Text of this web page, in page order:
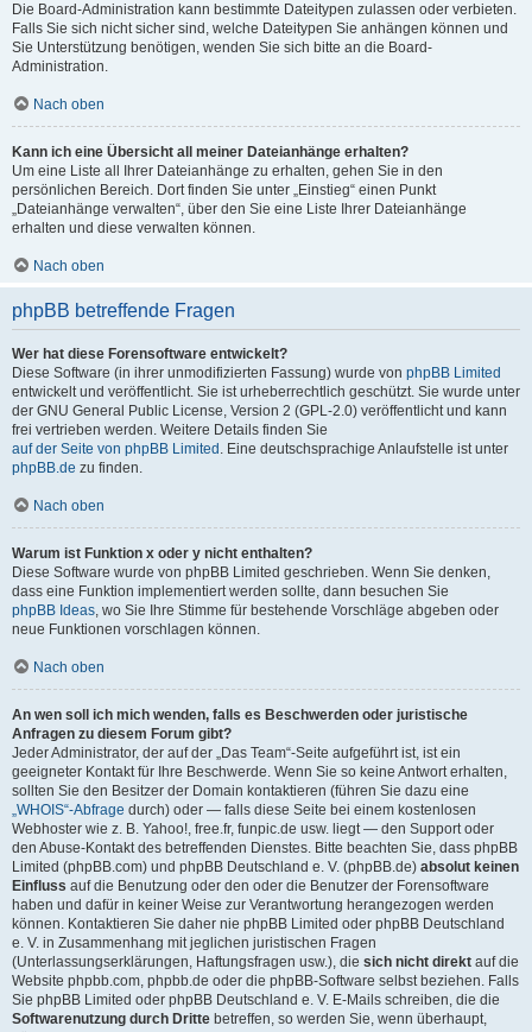
Die Board-Administration kann bestimmte Dateitypen zulassen oder verbieten.
Falls Sie sich nicht sicher sind, welche Dateitypen Sie anhängen können und
Sie Unterstützung benötigen, wenden Sie sich bitte an die Board-
Administration.
Nach oben
Kann ich eine Übersicht all meiner Dateianhänge erhalten?
Um eine Liste all Ihrer Dateianhänge zu erhalten, gehen Sie in den
persönlichen Bereich. Dort finden Sie unter „Einstieg“ einen Punkt
„Dateianhänge verwalten“, über den Sie eine Liste Ihrer Dateianhänge
erhalten und diese verwalten können.
Nach oben
phpBB betreffende Fragen
Wer hat diese Forensoftware entwickelt?
Diese Software (in ihrer unmodifizierten Fassung) wurde von phpBB Limited
entwickelt und veröffentlicht. Sie ist urheberrechtlich geschützt. Sie wurde unter
der GNU General Public License, Version 2 (GPL-2.0) veröffentlicht und kann
frei vertrieben werden. Weitere Details finden Sie
auf der Seite von phpBB Limited . Eine deutschsprachige Anlaufstelle ist unter
phpBB.de zu finden.
Nach oben
Warum ist Funktion x oder y nicht enthalten?
Diese Software wurde von phpBB Limited geschrieben. Wenn Sie denken,
dass eine Funktion implementiert werden sollte, dann besuchen Sie
phpBB Ideas, wo Sie Ihre Stimme für bestehende Vorschläge abgeben oder
neue Funktionen vorschlagen können.
Nach oben
An wen soll ich mich wenden, falls es Beschwerden oder juristische
Anfragen zu diesem Forum gibt?
Jeder Administrator, der auf der „Das Team“-Seite aufgeführt ist, ist ein
geeigneter Kontakt für Ihre Beschwerde. Wenn Sie so keine Antwort erhalten,
sollten Sie den Besitzer der Domain kontaktieren (führen Sie dazu eine
„WHOIS“-Abfrage durch) oder — falls diese Seite bei einem kostenlosen
Webhoster wie z. B. Yahoo!, free.fr, funpic.de usw. liegt — den Support oder
den Abuse-Kontakt des betreffenden Dienstes. Bitte beachten Sie, dass phpBB
Limited (phpBB.com) und phpBB Deutschland e. V. (phpBB.de) absolut keinen
Einfluss auf die Benutzung oder den oder die Benutzer der Forensoftware
haben und dafür in keiner Weise zur Verantwortung herangezogen werden
können. Kontaktieren Sie daher nie phpBB Limited oder phpBB Deutschland
e. V. in Zusammenhang mit jeglichen juristischen Fragen
(Unterlassungserklärungen, Haftungsfragen usw.), die sich nicht direkt auf die
Website phpbb.com, phpbb.de oder die phpBB-Software selbst beziehen. Falls
Sie phpBB Limited oder phpBB Deutschland e. V. E-Mails schreiben, die die
Softwarenutzung durch Dritte betreffen, so werden Sie, wenn überhaupt,